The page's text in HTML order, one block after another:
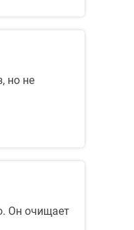
но не
Он очищает